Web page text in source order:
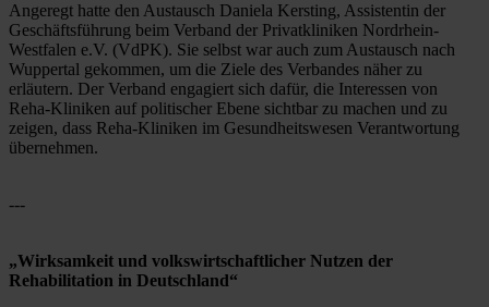
Angeregt hatte den Austausch Daniela Kersting, Assistentin der
Geschäftsführung beim Verband der Privatkliniken Nordrhein-
Westfalen e.V. (VdPK). Sie selbst war auch zum Austausch nach
Wuppertal gekommen, um die Ziele des Verbandes näher zu
erläutern. Der Verband engagiert sich dafür, die Interessen von
Reha-Kliniken auf politischer Ebene sichtbar zu machen und zu
zeigen, dass Reha-Kliniken im Gesundheitswesen Verantwortung
übernehmen.
---
„Wirksamkeit und volkswirtschaftlicher Nutzen der
Rehabilitation in Deutschland“